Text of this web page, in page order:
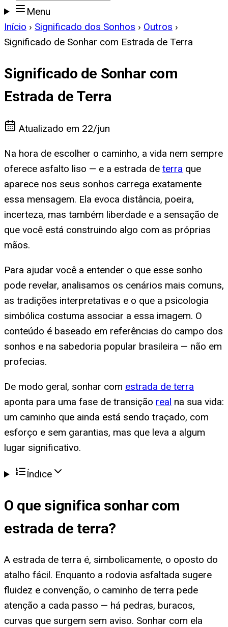
Menu
Início › Significado dos Sonhos › Outros ›
Significado de Sonhar com Estrada de Terra
Significado de Sonhar com
Estrada de Terra
Atualizado em 22/jun
Na hora de escolher o caminho, a vida nem sempre
oferece asfalto liso — e a estrada de terra que
aparece nos seus sonhos carrega exatamente
essa mensagem. Ela evoca distância, poeira,
incerteza, mas também liberdade e a sensação de
que você está construindo algo com as próprias
mãos.
Para ajudar você a entender o que esse sonho
pode revelar, analisamos os cenários mais comuns,
as tradições interpretativas e o que a psicologia
simbólica costuma associar a essa imagem. O
conteúdo é baseado em referências do campo dos
sonhos e na sabedoria popular brasileira — não em
profecias.
De modo geral, sonhar com estrada de terra
aponta para uma fase de transição real na sua vida:
um caminho que ainda está sendo traçado, com
esforço e sem garantias, mas que leva a algum
lugar significativo.
Índice
O que significa sonhar com
estrada de terra?
A estrada de terra é, simbolicamente, o oposto do
atalho fácil. Enquanto a rodovia asfaltada sugere
fluidez e convenção, o caminho de terra pede
atenção a cada passo — há pedras, buracos,
curvas que surgem sem aviso. Sonhar com ela